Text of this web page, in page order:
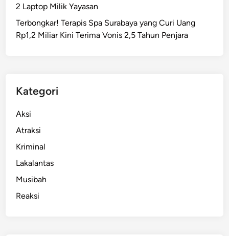
2 Laptop Milik Yayasan
Terbongkar! Terapis Spa Surabaya yang Curi Uang
Rp1,2 Miliar Kini Terima Vonis 2,5 Tahun Penjara
Kategori
Aksi
Atraksi
Kriminal
Lakalantas
Musibah
Reaksi